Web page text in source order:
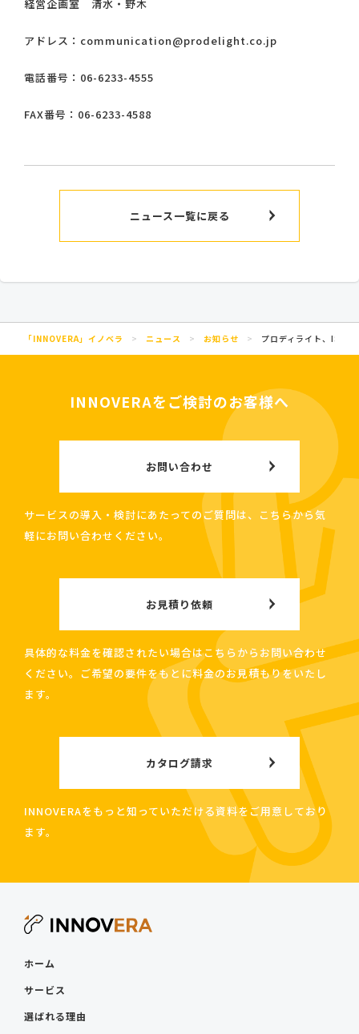
経営企画室 清水・野木
アドレス：communication@prodelight.co.jp
電話番号：06-6233-4555
FAX番号：06-6233-4588
ニュース一覧に戻る
「INNOVERA」イノベラ > ニュース > お知らせ > プロディライト、
INNOVERAをご検討のお客様へ
お問い合わせ
サービスの導入・検討にあたってのご質問は、こちらから気
軽にお問い合わせください。
お見積り依頼
具体的な料金を確認されたい場合はこちらからお問い合わせ
ください。ご希望の要件をもとに料金のお見積もりをいたし
ます。
カタログ請求
INNOVERAをもっと知っていただける資料をご用意しており
ます。
ホーム
サービス
選ばれる理由